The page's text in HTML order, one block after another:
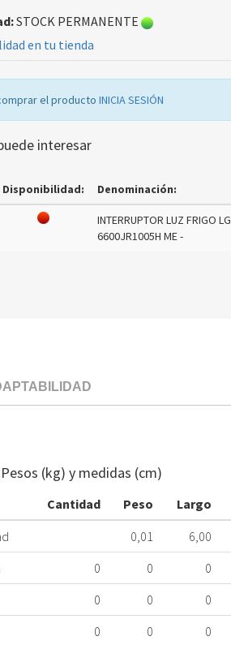
STOCK PERMANENTE
en tu tienda
el producto INICIA SESIÓN
interesar
Disponibilidad: Denominación:
INTERRUPTOR LUZ FRIGO LG
6600JR1005H ME -
(kg) y medidas (cm)
Cantidad Peso Largo
0,01 6,00
0 0 0
0 0 0
0 0 0